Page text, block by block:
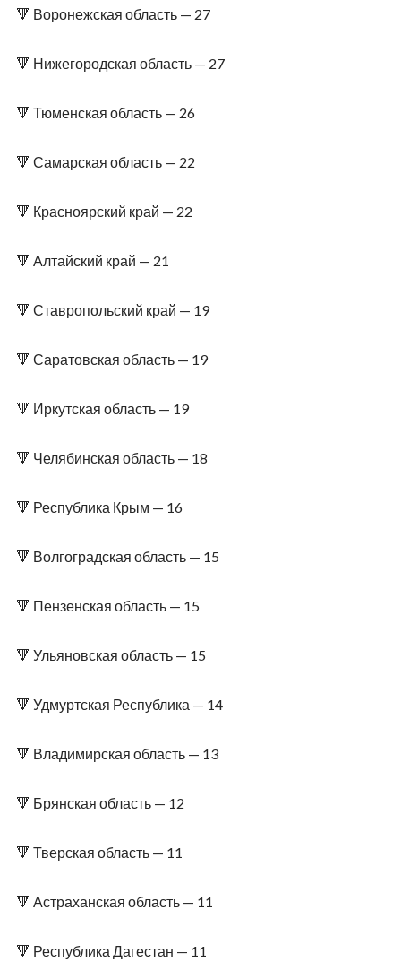
🔻 Воронежская область — 27
🔻 Нижегородская область — 27
🔻 Тюменская область — 26
🔻 Самарская область — 22
🔻 Красноярский край — 22
🔻 Алтайский край — 21
🔻 Ставропольский край — 19
🔻 Саратовская область — 19
🔻 Иркутская область — 19
🔻 Челябинская область — 18
🔻 Республика Крым — 16
🔻 Волгоградская область — 15
🔻 Пензенская область — 15
🔻 Ульяновская область — 15
🔻 Удмуртская Республика — 14
🔻 Владимирская область — 13
🔻 Брянская область — 12
🔻 Тверская область — 11
🔻 Астраханская область — 11
🔻 Республика Дагестан — 11